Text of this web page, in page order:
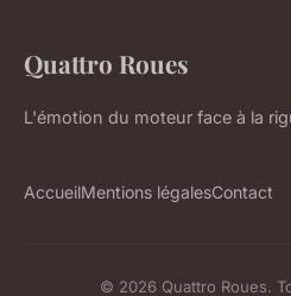
Quattro Roues
L'émotion du moteur face à la
AccueilMentions légalesContact
© 2026 Quattro Roues.